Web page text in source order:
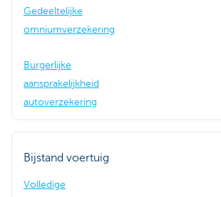
Gedeeltelijke
omniumverzekering
Burgerlijke
aansprakelijkheid
autoverzekering
Bijstand voertuig
Volledige